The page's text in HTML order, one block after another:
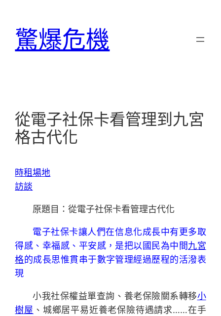
驚爆危機
從電子社保卡看管理到九宮
格古代化
時租場地
訪談
原題目：從電子社保卡看管理古代化
電子社保卡讓人們在信息化成長中有更多取
得感、幸福感、平安感，是把以國民為中間九宮
格的成長思惟貫串于數字管理經過歷程的活潑表
現
小我社保權益單查詢、養老保險關系轉移小
樹屋 、城鄉居平易近養老保險待遇請求……在手